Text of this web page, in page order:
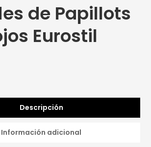
de Papillots
Eurostil
Descripción
Información adicional